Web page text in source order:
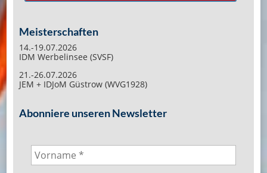
Meisterschaften
14.-19.07.2026
IDM Werbelinsee (SVSF)
21.-26.07.2026
JEM + IDJoM Güstrow (WVG1928)
Abonniere unseren Newsletter